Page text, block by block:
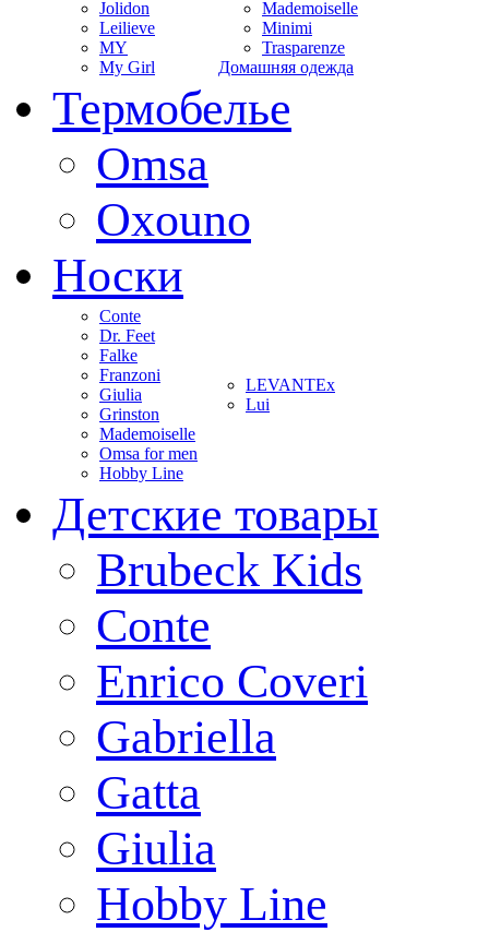
Jolidon
Leilieve
MY
My Girl
Mademoiselle
Minimi
Trasparenze
Домашняя одежда
Термобелье
Omsa
Oxouno
Носки
Conte
Dr. Feet
Falke
Franzoni
Giulia
Grinston
Mademoiselle
Omsa for men
Hobby Line
LEVANTEx
Lui
Детские товары
Brubeck Kids
Conte
Enrico Coveri
Gabriella
Gatta
Giulia
Hobby Line